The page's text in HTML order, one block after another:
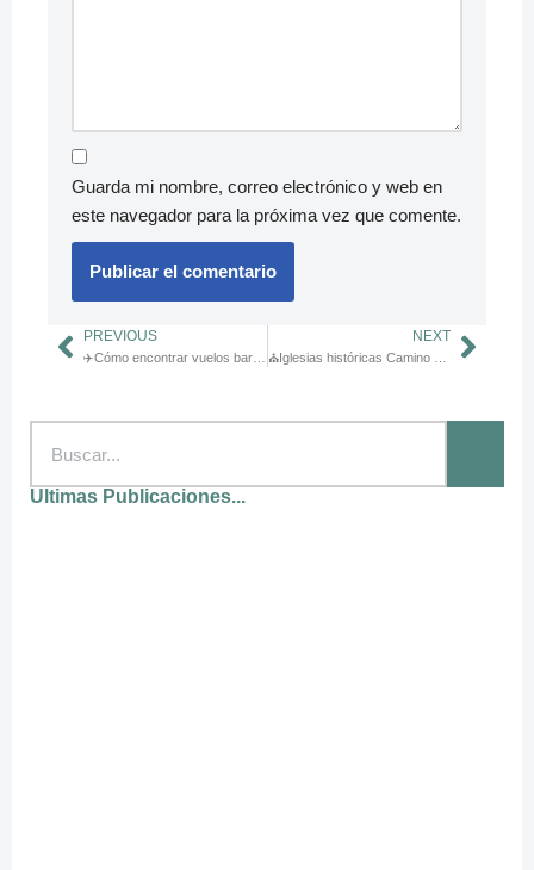
Guarda mi nombre, correo electrónico y web en
este navegador para la próxima vez que comente.
PREVIOUS NEXT
Ultimas Publicaciones...